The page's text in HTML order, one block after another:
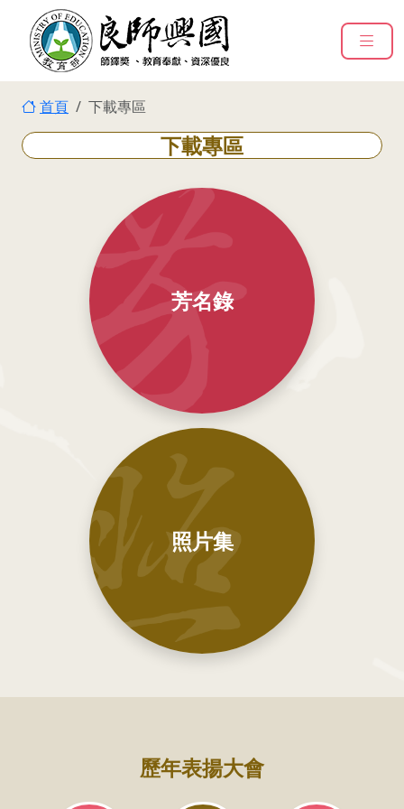
到主要內容
::: 首頁 下載專區
下載專區
芳名錄
照片集
歷年表揚大會